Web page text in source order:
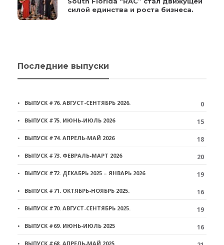
силой единства и роста бизнеса.
Последние выпуски
ВЫПУСК #76. АВГУСТ-СЕНТЯБРЬ 2026. 0
ВЫПУСК #75. ИЮНЬ-ИЮЛЬ 2026 15
ВЫПУСК #74. АПРЕЛЬ-МАЙ 2026 18
ВЫПУСК #73. ФЕВРАЛЬ-МАРТ 2026 20
ВЫПУСК #72. ДЕКАБРЬ 2025 – ЯНВАРЬ 2026 19
ВЫПУСК #71. ОКТЯБРЬ-НОЯБРЬ 2025. 16
ВЫПУСК #70. АВГУСТ-СЕНТЯБРЬ 2025. 19
ВЫПУСК #69. ИЮНЬ-ИЮЛЬ 2025 16
ВЫПУСК #68. АПРЕЛЬ-МАЙ 2025